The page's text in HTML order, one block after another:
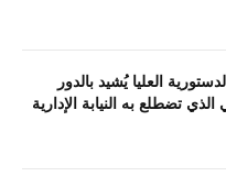
العليا يُشيد بالدور
تضطلع به النيابة الإدارية